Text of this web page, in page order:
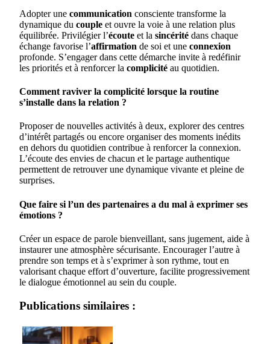
Adopter une communication consciente transforme la
dynamique du couple et ouvre la voie à une relation plus
équilibrée. Privilégier l’écoute et la sincérité dans chaque
échange favorise l’affirmation de soi et une connexion
profonde. S’engager dans cette démarche invite à redéfinir
les priorités et à renforcer la complicité au quotidien.
Comment raviver la complicité lorsque la routine
s’installe dans la relation ?
Proposer de nouvelles activités à deux, explorer des centres
d’intérêt partagés ou encore organiser des moments inédits
en dehors du quotidien contribue à renforcer la connexion.
L’écoute des envies de chacun et le partage authentique
permettent de retrouver une dynamique vivante et pleine de
surprises.
Que faire si l’un des partenaires a du mal à exprimer ses
émotions ?
Créer un espace de parole bienveillant, sans jugement, aide à
instaurer une atmosphère sécurisante. Encourager l’autre à
prendre son temps et à s’exprimer à son rythme, tout en
valorisant chaque effort d’ouverture, facilite progressivement
le dialogue émotionnel au sein du couple.
Publications similaires :